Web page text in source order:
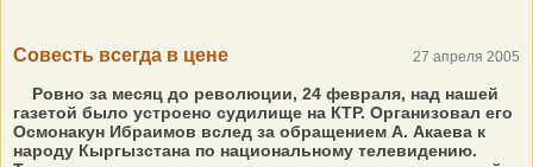
Совесть всегда в цене 27 апреля 2005
Ровно за месяц до революции, 24 февраля, над нашей
газетой было устроено судилище на КТР. Организовал его
Осмонакун Ибраимов вслед за обращением А. Акаева к
народу Кыргызстана по национальному телевидению.